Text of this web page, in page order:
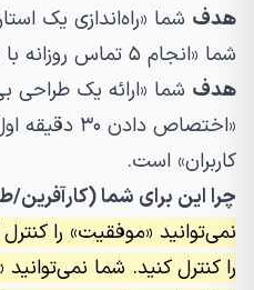
هدف شما «راه‌اندازی یک
شما «انجام ۵ تماس روزانه با مشتریان بالقوه» است.
هدف شما «ارائه یک
«اختصاص
کاربران» است.
چرا این برای شما
نمی‌توانید «موفقیت» را کنترل
را کنترل کنید. شما نمی‌توانید